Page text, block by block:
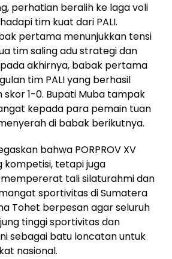
perhatian beralih ke laga voli
tim kuat dari PALI.
pertama menunjukkan tensi
tim saling adu strategi dan
akhirnya, babak pertama
tim PALI yang berhasil
1-0. Bupati Muba tampak
kepada para pemain tuan
di babak berikutnya.
bahwa PORPROV XV
kompetisi, tetapi juga
tali silaturahmi dan
sportivitas di Sumatera
Tohet berpesan agar seluruh
tinggi sportivitas dan
sebagai batu loncatan untuk
nasional.